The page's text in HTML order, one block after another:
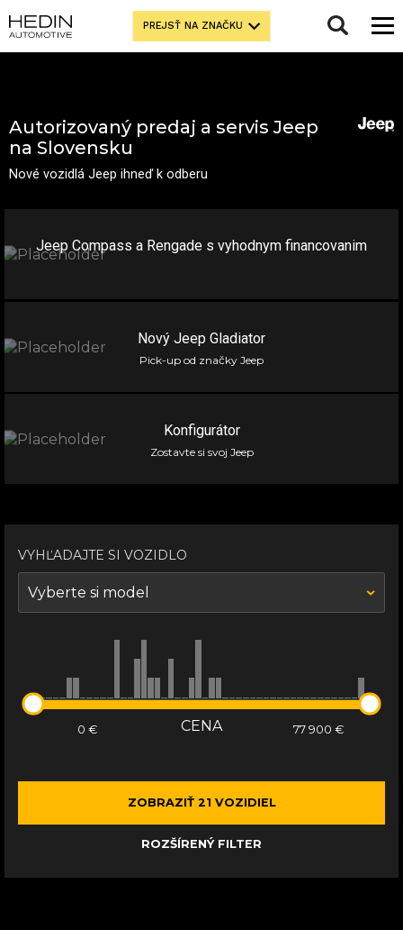
PREJSŤ NA ZNAČKU
Autorizovaný predaj a servis Jeep
na Slovensku
Nové vozidlá Jeep ihneď k odberu
Jeep Compass a Rengade s vyhodnym financovanim
Pick-up od značky Jeep
Nový Jeep Gladiator
Zostavte si svoj Jeep
Konfigurátor
VYHĽADAJTE SI VOZIDLO
Vyberte si model
CENA
ZOBRAZIŤ 21 VOZIDIEL
ROZŠÍRENÝ FILTER
Filter
Nerozhoduje
PRVÉ PRIHLÁSENIE VOZIDLA
Do
Od
MOŽNÝ ODPOČET DPH
-- Nerozhoduje --